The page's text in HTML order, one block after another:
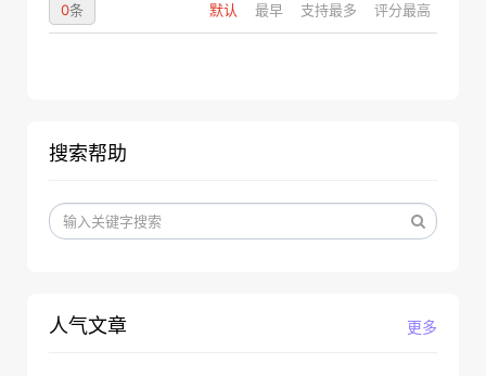
默认 最早 支持最多 评分最高
0条
搜索帮助
更多
人气文章